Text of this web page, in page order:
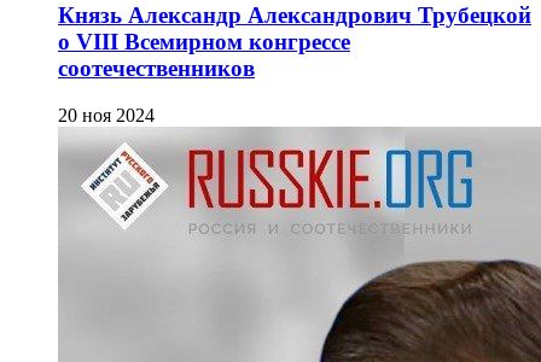
Князь Александр Александрович Трубецкой
о VIII Всемирном конгрессе
соотечественников
20 ноя 2024